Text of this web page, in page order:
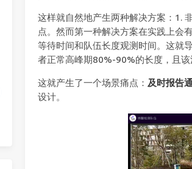
这样就自然地产生两种解决方案：1.
点。然而第一种解决方案在实践上会
等待时间和队伍长度观测时间。这就
者正常高峰期80%-90%的长度，且该
这就产生了一个场景痛点： 及时报告
设计。